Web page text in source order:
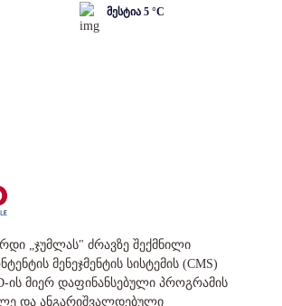
მესტია 5 °C
„ჯუმლას" ძრავზე შექმნილი
მენეჯმენტის სისტემის (CMS)
ის მიერ დაფინანსებული პროგრამის
და ანგარიშვალდებული